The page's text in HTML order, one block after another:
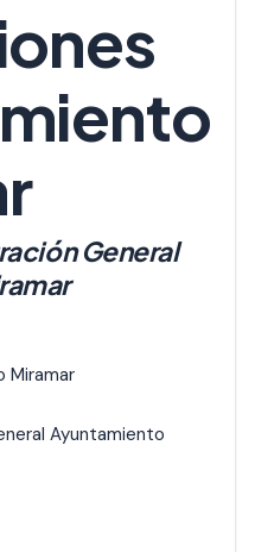
General
Miramar
Ayuntamiento